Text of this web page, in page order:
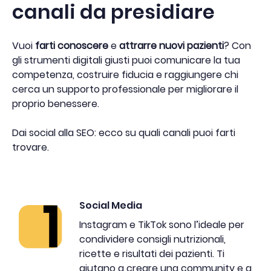
canali da presidiare
Vuoi farti conoscereeattrarre nuovi pazienti? Con
gli strumenti digitali giusti puoi comunicare la tua
competenza, costruire fiducia e raggiungere chi
cerca un supporto professionale per migliorare il
proprio benessere.
Dai social alla SEO: ecco su quali canali puoi farti
trovare.
Social Media
Instagram e TikTok sono l’ideale per
condividere consigli nutrizionali,
ricette e risultati dei pazienti. Ti
aiutano a creare una community e a